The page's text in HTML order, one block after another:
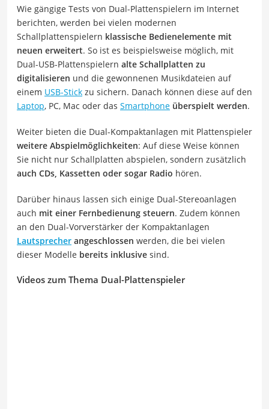
Wie gängige Tests von Dual-Plattenspielern im Internet
berichten, werden bei vielen modernen
Schallplattenspielern klassische Bedienelemente mit
neuen erweitert. So ist es beispielsweise möglich, mit
Dual-USB-Plattenspielern alte Schallplatten zu
digitalisieren und die gewonnenen Musikdateien auf
einem USB-Stick zu sichern. Danach können diese auf den
Laptop, PC, Mac oder das Smartphone überspielt werden.
Weiter bieten die Dual-Kompaktanlagen mit Plattenspieler
weitere Abspielmöglichkeiten: Auf diese Weise können
Sie nicht nur Schallplatten abspielen, sondern zusätzlich
auch CDs, Kassetten oder sogar Radio hören.
Darüber hinaus lassen sich einige Dual-Stereoanlagen
auch mit einer Fernbedienung steuern. Zudem können
an den Dual-Vorverstärker der Kompaktanlagen
Lautsprecher angeschlossen werden, die bei vielen
dieser Modelle bereits inklusive sind.
Videos zum Thema Dual-Plattenspieler